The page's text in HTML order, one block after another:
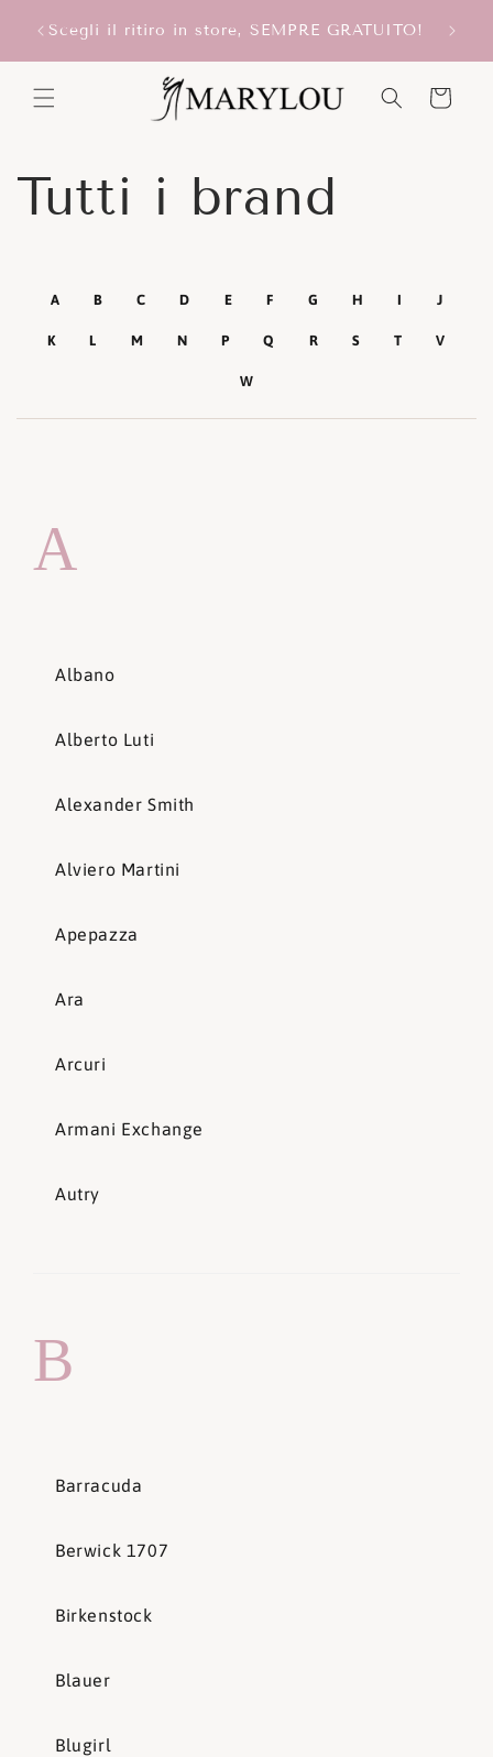
direttamente
ai contenuti
Scegli il ritiro in store, SEMPRE GRATUITO!
Carrello
Tutti i brand
A B C D E F G H I J
K L M N P Q R S T V
W
A
Albano
Alberto Luti
Alexander Smith
Alviero Martini
Apepazza
Ara
Arcuri
Armani Exchange
Autry
B
Barracuda
Berwick 1707
Birkenstock
Blauer
Blugirl